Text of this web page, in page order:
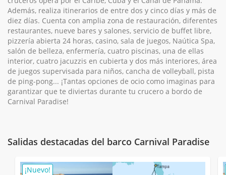
Además, realiza itinerarios de entre dos y cinco días y más de
diez días. Cuenta con amplia zona de restauración, diferentes
restaurantes, nueve bares y salones, servicio de buffet libre,
pizzería abierta 24 horas, casino, sala de juegos, Naútica Spa,
salón de belleza, enfermería, cuatro piscinas, una de ellas
interior, cuatro jacuzzis en cubierta y dos más interiores, área
de juegos supervisada para niños, cancha de volleyball, pista
de ping-pong... ¡Tantas opciones de ocio como imaginas para
garantizar que te diviertas durante tu crucero a bordo de
Carnival Paradise!
Salidas destacadas del barco Carnival Paradise
¡Nuevo!